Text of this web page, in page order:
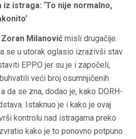
istraga: ‘To nije normalno,
Zoran Milanović misli drugačije.
se u utorak oglasio izrazivši stav
EPPO jer su je i započeli,
veći broj osumnjičenih
da se zna, dodao je, kako DORH-
Istaknuo je i kako je ovaj
kontrolu nad istragama preko
kako je to ponovno potpuno